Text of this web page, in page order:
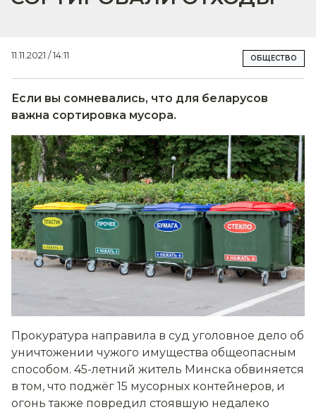
11.11.2021 / 14:11 ОБЩЕСТВО
Если вы сомневались, что для беларусов
важна сортировка мусора.
Прокуратура направила в суд уголовное дело об
уничтожении чужого имущества общеопасным
способом. 45-летний житель Минска обвиняется
в том, что поджёг 15 мусорных контейнеров, и
огонь также повредил стоявшую недалеко